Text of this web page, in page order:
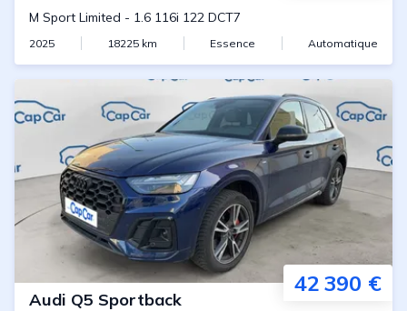
M Sport Limited - 1.6 116i 122 DCT7
2025 18225 km Essence Automatique
42 390 €
Audi Q5 Sportback